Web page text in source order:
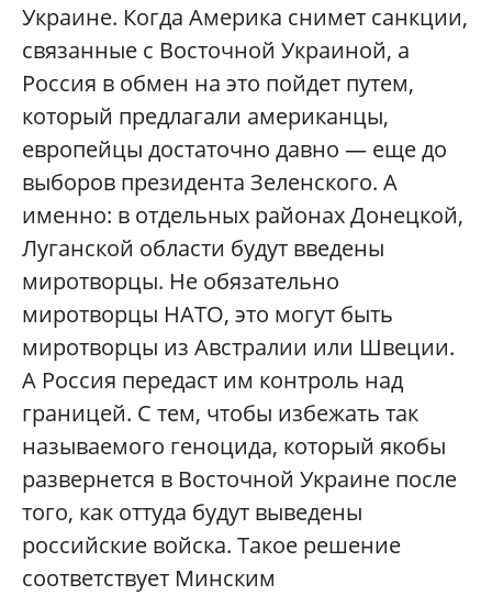
Украине. Когда Америка снимет санкции,
связанные с Восточной Украиной, а
Россия в обмен на это пойдет путем,
который предлагали американцы,
европейцы достаточно давно — еще до
выборов президента Зеленского. А
именно: в отдельных районах Донецкой,
Луганской области будут введены
миротворцы. Не обязательно
миротворцы НАТО, это могут быть
миротворцы из Австралии или Швеции.
А Россия передаст им контроль над
границей. С тем, чтобы избежать так
называемого геноцида, который якобы
развернется в Восточной Украине после
того, как оттуда будут выведены
российские войска. Такое решение
соответствует Минским